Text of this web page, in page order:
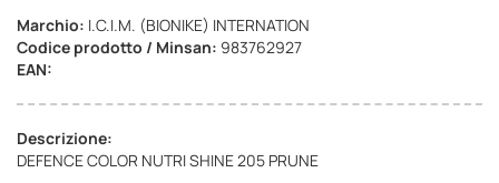
Marchio: I.C.I.M. (BIONIKE) INTERNATION
Codice prodotto / Minsan: 983762927
EAN:
Descrizione:
DEFENCE COLOR NUTRI SHINE 205 PRUNE